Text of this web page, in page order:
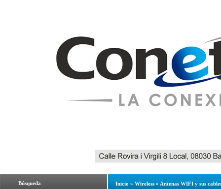
Búsqueda Inicio » Wireless » Antenas WIFI y sus